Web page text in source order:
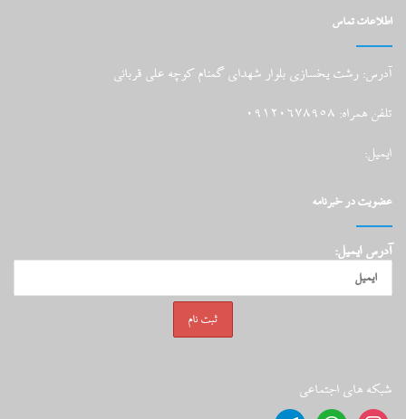
اطلاعات تماس
آدرس: رشت یخسازی بلوار شهدای گمنام کوچه علی قربانی
تلفن همراه: 09120678958
ایمیل:
عضویت در خبرنامه
آدرس ایمیل:
شبکه های اجتماعی